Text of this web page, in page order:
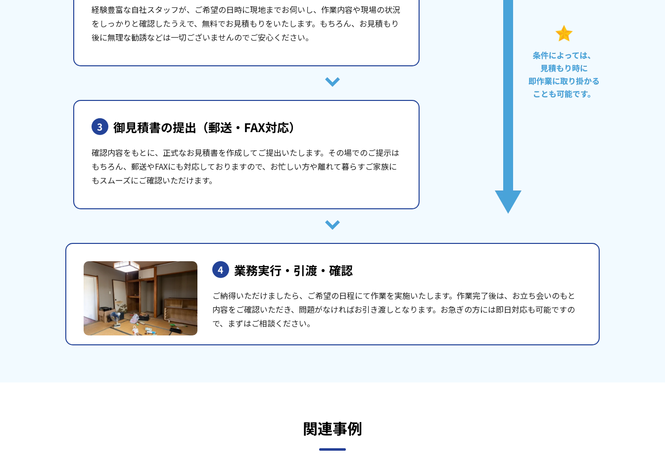
経験豊富な自社スタッフが、ご希望の日時に現地までお伺いし、作業内容や現場の状況
をしっかりと確認したうえで、無料でお見積もりをいたします。もちろん、お見積もり
後に無理な勧誘などは一切ございませんのでご安心ください。
3 御見積書の提出 （郵送・FAX対応）
確認内容をもとに、正式なお見積書を作成してご提出いたします。その場でのご提示は
もちろん、郵送やFAXにも対応しておりますので、お忙しい方や離れて暮らすご家族に
もスムーズにご確認いただけます。
4 業務実行・引渡・確認
ご納得いただけましたら、ご希望の日程にて作業を実施いたします。作業完了後は、お立ち会いのもと
内容をご確認いただき、問題がなければお引き渡しとなります。お急ぎの方には即日対応も可能ですの
で、まずはご相談ください。
関連事例